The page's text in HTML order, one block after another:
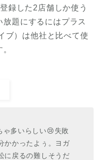
録した2店舗しか使う
題にするにはプラス
ブ）は他社と比べて使
ゃ多いらしい😢失敗
かかったよぅ。ヨガ
に戻るの難しそうだ